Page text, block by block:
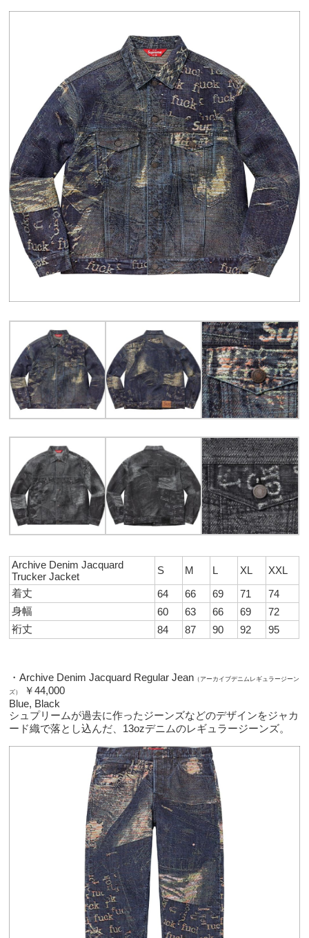
Archive Denim Jacquard
Trucker Jacket
S M L XL
XXL
着丈
64 66 69 71
74
身幅
60 63 66 69
72
裄丈
84 87 90 92 95
・Archive Denim Jacquard Regular Jean （アーカイブデニムレギュラージーン
ズ）
￥44,000
Blue, Black
シュプリームが過去に作ったジーンズなどのデザインをジャカ
ード織で落とし込んだ、13ozデニムのレギュラージーンズ。